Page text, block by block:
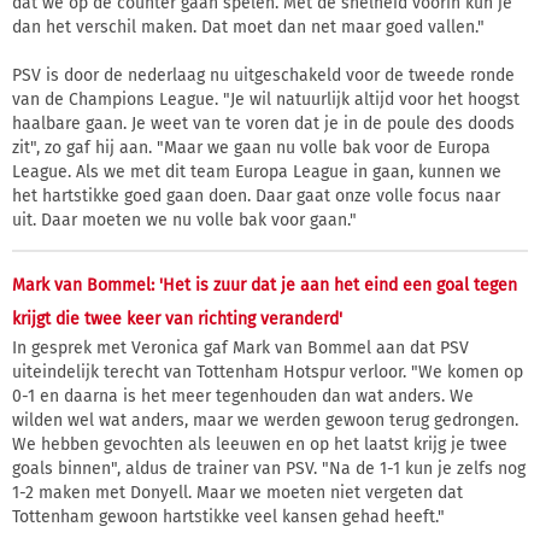
dan het verschil maken. Dat moet dan net maar goed vallen."
PSV is door de nederlaag nu uitgeschakeld voor de tweede ronde
van de Champions League. "Je wil natuurlijk altijd voor het hoogst
haalbare gaan. Je weet van te voren dat je in de poule des doods
zit", zo gaf hij aan. "Maar we gaan nu volle bak voor de Europa
League. Als we met dit team Europa League in gaan, kunnen we
het hartstikke goed gaan doen. Daar gaat onze volle focus naar
uit. Daar moeten we nu volle bak voor gaan."
Mark van Bommel: 'Het is zuur dat je aan het eind een goal tegen
krijgt die twee keer van richting veranderd'
In gesprek met Veronica gaf Mark van Bommel aan dat PSV
uiteindelijk terecht van Tottenham Hotspur verloor. "We komen op
0-1 en daarna is het meer tegenhouden dan wat anders. We
wilden wel wat anders, maar we werden gewoon terug gedrongen.
We hebben gevochten als leeuwen en op het laatst krijg je twee
goals binnen", aldus de trainer van PSV. "Na de 1-1 kun je zelfs nog
1-2 maken met Donyell. Maar we moeten niet vergeten dat
Tottenham gewoon hartstikke veel kansen gehad heeft."